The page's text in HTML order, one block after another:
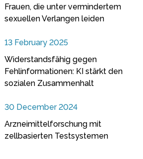
Frauen, die unter vermindertem
sexuellen Verlangen leiden
13 February 2025
Widerstandsfähig gegen
Fehlinformationen: KI stärkt den
sozialen Zusammenhalt
30 December 2024
Arzneimittelforschung mit
zellbasierten Testsystemen